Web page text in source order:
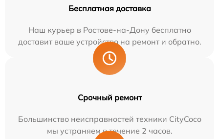
Бесплатная доставка
Наш курьер в Ростове-на-Дону бесплатно
доставит ваше устройство на ремонт и обратно.
Срочный ремонт
Большинство неисправностей техники CityCoco
мы устраняем в течение 2 часов.